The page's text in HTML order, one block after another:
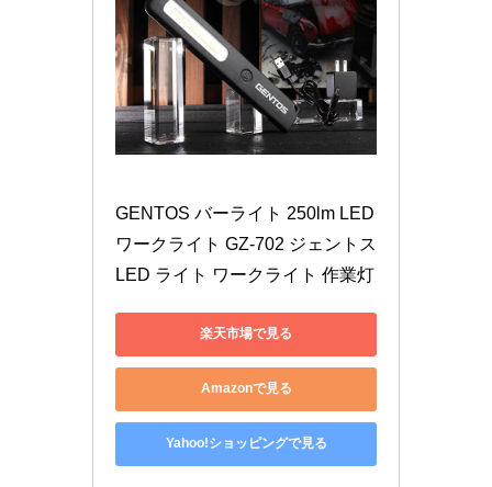
GENTOS バーライト 250lm LED
ワークライト GZ-702 ジェントス
LED ライト ワークライト 作業灯
楽天市場で見る
Amazonで見る
Yahoo!ショッピングで見る